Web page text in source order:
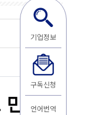
만들
기업정보
구독신청
언어번역